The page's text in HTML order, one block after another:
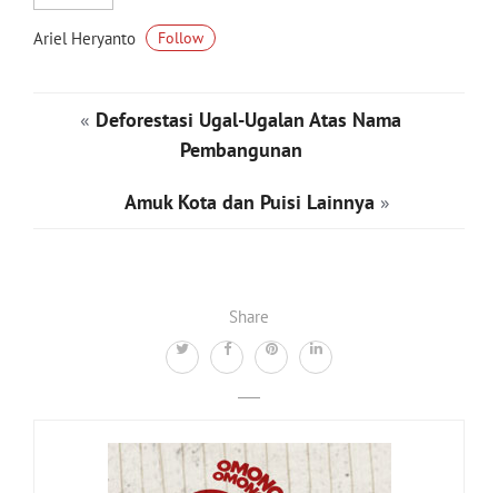
Share
Ariel Heryanto Follow
« Deforestasi Ugal-Ugalan Atas Nama
Pembangunan
Amuk Kota dan Puisi Lainnya »